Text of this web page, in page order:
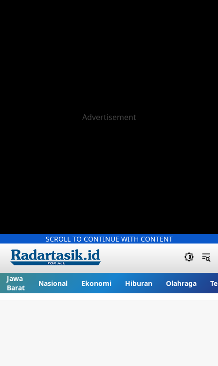
SCROLL TO CONTINUE WITH CONTENT
Jawa
Barat
Nasional Ekonomi Hiburan Olahraga